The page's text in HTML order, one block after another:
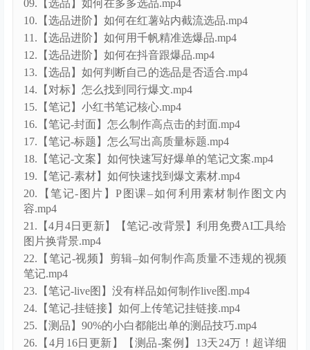
09.【选品】如何在多多选品.mp4
10.【选品进阶】如何在红薯站内截流选品.mp4
11.【选品进阶】如何用千帆精准选爆品.mp4
12.【选品进阶】如何在抖音跟爆品.mp4
13.【选品】如何判断自己的选品是否适合.mp4
14.【对标】怎么找到同行爆文.mp4
15.【笔记】小红书笔记核心.mp4
16.【笔记-封面】怎么制作高点击的封面.mp4
17.【笔记-标题】怎么写出高质量标题.mp4
18.【笔记-文案】如何快速写好爆单的笔记文案.mp4
19.【笔记-素材】如何快速找到爆文素材.mp4
20.【笔记-图片】P图课–如何利用素材制作图文内
容.mp4
21.【4月4日更新】【笔记-改背景】利用免费AI工具给
图片换背景.mp4
22.【笔记-视频】剪辑–如何制作高质量不违规的视频
笔记.mp4
23.【笔记-live图】没有样品如何制作live图.mp4
24.【笔记-挂链接】如何上传笔记挂链接.mp4
25.【测品】90%的小白都能出单的测品技巧.mp4
26.【4月16日更新】【测品-案例】13天24万！超详细